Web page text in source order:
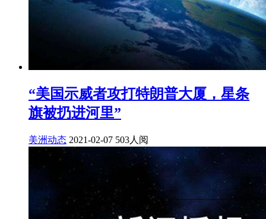
“美国示威者攻打特朗普大厦，星条
旗被扔进河里”
美洲动态 2021-02-07 503人阅